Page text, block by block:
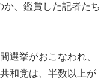
、鑑賞した記者たち
選挙がおこなわれ、
和党は、半数以上が